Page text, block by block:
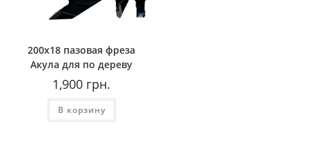
200х18 пазовая фреза
Акула для по дереву
1,900 грн.
В корзину